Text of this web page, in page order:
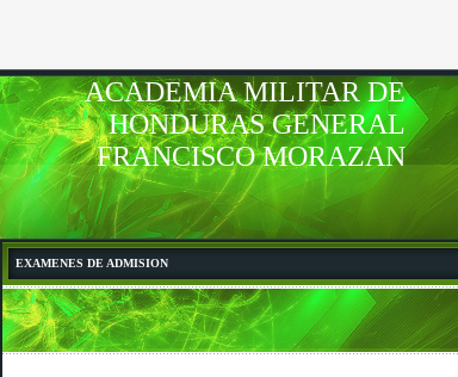
ACADEMIA MILITAR DE
HONDURAS GENERAL
FRANCISCO MORAZAN
EXAMENES DE ADMISION